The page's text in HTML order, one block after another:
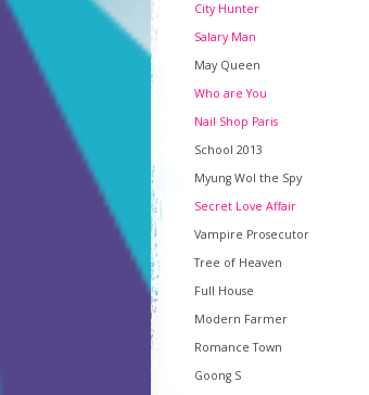
City Hunter
Salary Man
May Queen
Who are You
Nail Shop Paris
School 2013
Myung Wol the Spy
Secret Love Affair
Vampire Prosecutor
Tree of Heaven
Full House
Modern Farmer
Romance Town
Goong S